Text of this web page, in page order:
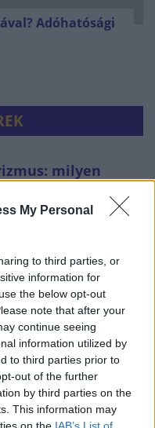
My Personal
to third parties, or
information for
the below opt-out
note that after your
continue seeing
information utilized by
to third parties prior to
out of the further
by third parties on the
This information may
Adóhatósági
milyen